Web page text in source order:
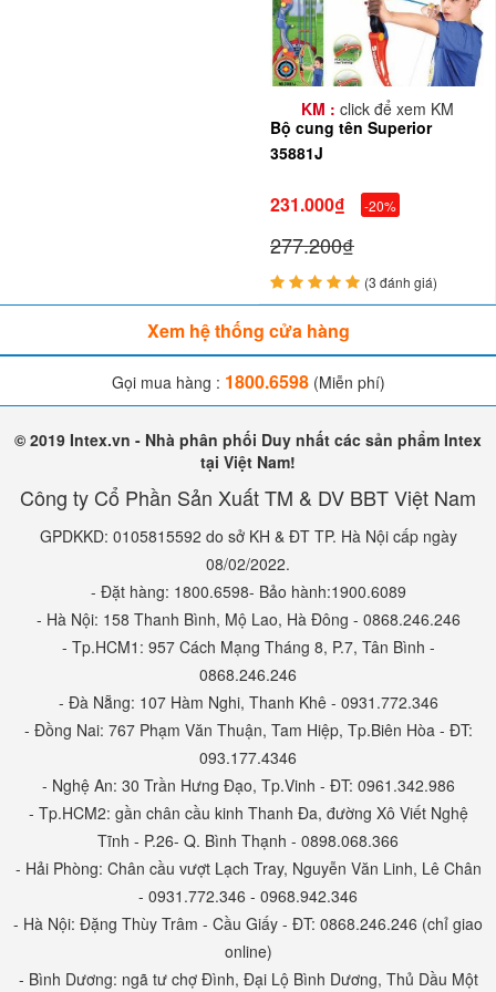
CHƠI CHO BÉ AN TOÀN, THIẾT BỊ GIÁO DỤC VÀ THIẾT BỊ KHU
VUI CHƠI GIẢI TRÍ
WEBSITE: BABYCUATOI.VN - THIETBIVUICHOI.VN
KM : click để xem KM
Bộ cung tên Superior
35881J
231.000₫ -20%
277.200₫
(3 đánh giá)
Xem hệ thống cửa hàng
Gọi mua hàng : 1800.6598(Miễn phí)
© 2019 Intex.vn - Nhà phân phối Duy nhất các sản phẩm Intex
tại Việt Nam!
Công ty Cổ Phần Sản Xuất TM & DV BBT Việt Nam
GPDKKD: 0105815592 do sở KH & ĐT TP. Hà Nội cấp ngày
08/02/2022.
- Đặt hàng: 1800.6598- Bảo hành:1900.6089
- Hà Nội: 158 Thanh Bình, Mộ Lao, Hà Đông - 0868.246.246
- Tp.HCM1: 957 Cách Mạng Tháng 8, P.7, Tân Bình -
0868.246.246
- Đà Nẵng: 107 Hàm Nghi, Thanh Khê - 0931.772.346
- Đồng Nai: 767 Phạm Văn Thuận, Tam Hiệp, Tp.Biên Hòa - ĐT:
093.177.4346
- Nghệ An: 30 Trần Hưng Đạo, Tp.Vinh - ĐT: 0961.342.986
- Tp.HCM2: gần chân cầu kinh Thanh Đa, đường Xô Viết Nghệ
Tĩnh - P.26- Q. Bình Thạnh - 0898.068.366
- Hải Phòng: Chân cầu vượt Lạch Tray, Nguyễn Văn Linh, Lê Chân
- 0931.772.346 - 0968.942.346
- Hà Nội: Đặng Thùy Trâm - Cầu Giấy - ĐT: 0868.246.246 (chỉ giao
online)
- Bình Dương: ngã tư chợ Đình, Đại Lộ Bình Dương, Thủ Dầu Một